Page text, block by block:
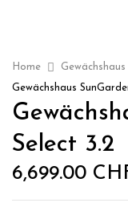
Home
Gewächshaus
Select 3.2
6,699.00